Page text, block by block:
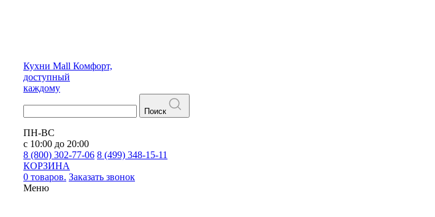
Кухни Mall Комфорт,
доступный
каждому
Поиск
ПН-ВС
с 10:00 до 20:00
8 (800) 302-77-06 8 (499) 348-15-11
КОРЗИНА
0 товаров. Заказать звонок
Меню